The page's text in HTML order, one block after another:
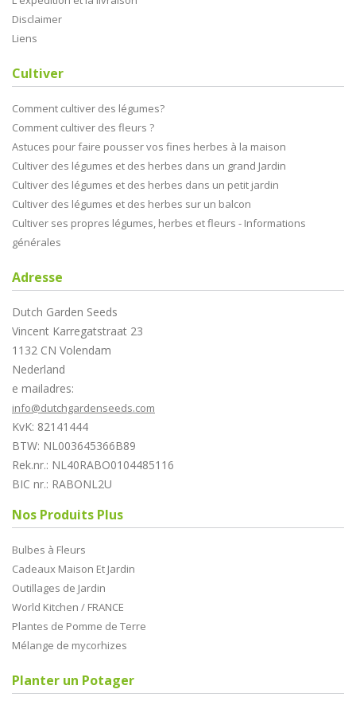
Disclaimer
Liens
Cultiver
Comment cultiver des légumes?
Comment cultiver des fleurs ?
Astuces pour faire pousser vos fines herbes à la maison
Cultiver des légumes et des herbes dans un grand Jardin
Cultiver des légumes et des herbes dans un petit jardin
Cultiver des légumes et des herbes sur un balcon
Cultiver ses propres légumes, herbes et fleurs - Informations
générales
Adresse
Dutch Garden Seeds
Vincent Karregatstraat 23
1132 CN Volendam
Nederland
e mailadres:
info@dutchgardenseeds.com
KvK: 82141444
BTW: NL003645366B89
Rek.nr.: NL40RABO0104485116
BIC nr.: RABONL2U
Nos Produits Plus
Bulbes à Fleurs
Cadeaux Maison Et Jardin
Outillages de Jardin
World Kitchen / FRANCE
Plantes de Pomme de Terre
Mélange de mycorhizes
Planter un Potager